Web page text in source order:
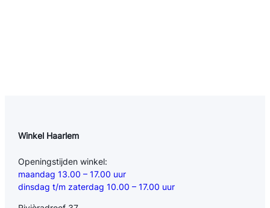
Winkel Haarlem
Openingstijden winkel:
maandag 13.00 – 17.00 uur
dinsdag t/m zaterdag 10.00 – 17.00 uur